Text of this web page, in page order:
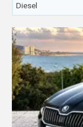
Diesel